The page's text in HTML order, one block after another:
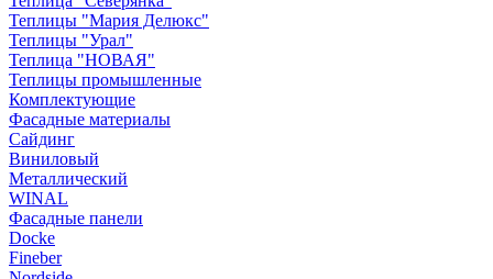
Теплицы "Мария Делюкс"
Теплицы "Урал"
Теплица "НОВАЯ"
Теплицы промышленные
Комплектующие
Фасадные материалы
Сайдинг
Виниловый
Металлический
WINAL
Фасадные панели
Docke
Fineber